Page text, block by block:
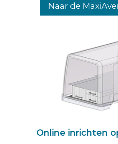
Naar de
Online inrichten